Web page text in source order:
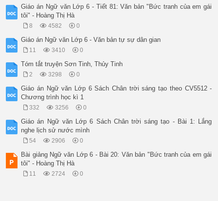
Giáo án Ngữ văn Lớp 6 - Tiết 81: Văn bản "Bức tranh của em gái
tôi" - Hoàng Thị Hà
8 4582 0
Giáo án Ngữ văn Lớp 6 - Văn bản tự sự dân gian
11 3410 0
Tóm tắt truyện Sơn Tinh, Thủy Tinh
2 3298 0
Giáo án Ngữ văn Lớp 6 Sách Chân trời sáng tạo theo CV5512 -
Chương trình học kì 1
332 3256 0
Giáo án Ngữ văn Lớp 6 Sách Chân trời sáng tạo - Bài 1: Lắng
nghe lịch sử nước mình
54 2906 0
Bài giảng Ngữ văn Lớp 6 - Bài 20: Văn bản "Bức tranh của em gái
tôi" - Hoàng Thị Hà
11 2724 0